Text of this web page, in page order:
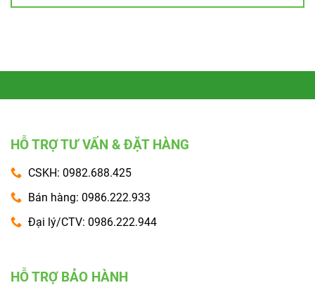
HỖ TRỢ TƯ VẤN & ĐẶT HÀNG
CSKH: 0982.688.425
Bán hàng: 0986.222.933
Đại lý/CTV: 0986.222.944
HỖ TRỢ BẢO HÀNH